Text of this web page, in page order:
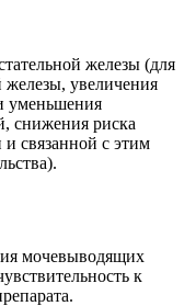
железы (для
железы, увеличения
уменьшения
снижения риска
связанной с этим
мочевыводящих
к